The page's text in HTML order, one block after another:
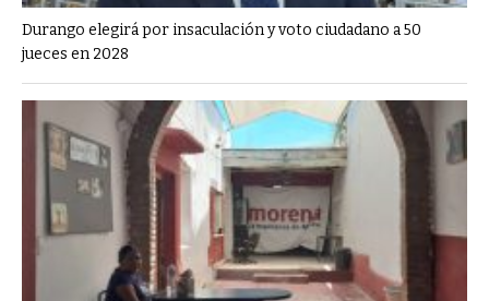
Durango elegirá por insaculación y voto ciudadano a 50
jueces en 2028